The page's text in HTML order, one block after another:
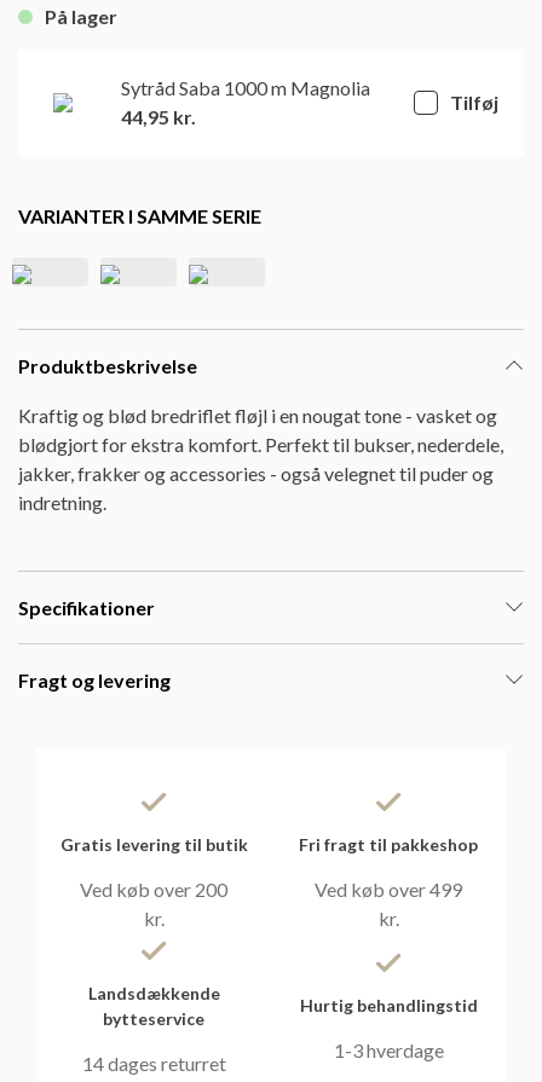
På lager
Sytråd Saba 1000 m Magnolia
44,95 kr.
Tilføj
VARIANTER I SAMME SERIE
Produktbeskrivelse
Kraftig og blød bredriflet fløjl i en nougat tone - vasket og
blødgjort for ekstra komfort. Perfekt til bukser, nederdele,
jakker, frakker og accessories - også velegnet til puder og
indretning.
Specifikationer
Fragt og levering
Gratis levering til butik
Ved køb over 200
kr.
Fri fragt til pakkeshop
Ved køb over 499
kr.
Landsdækkende
bytteservice
14 dages returret
Hurtig behandlingstid
1-3 hverdage